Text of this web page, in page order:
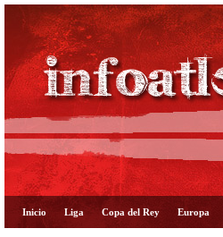
Inicio Liga Copa del Rey Europa